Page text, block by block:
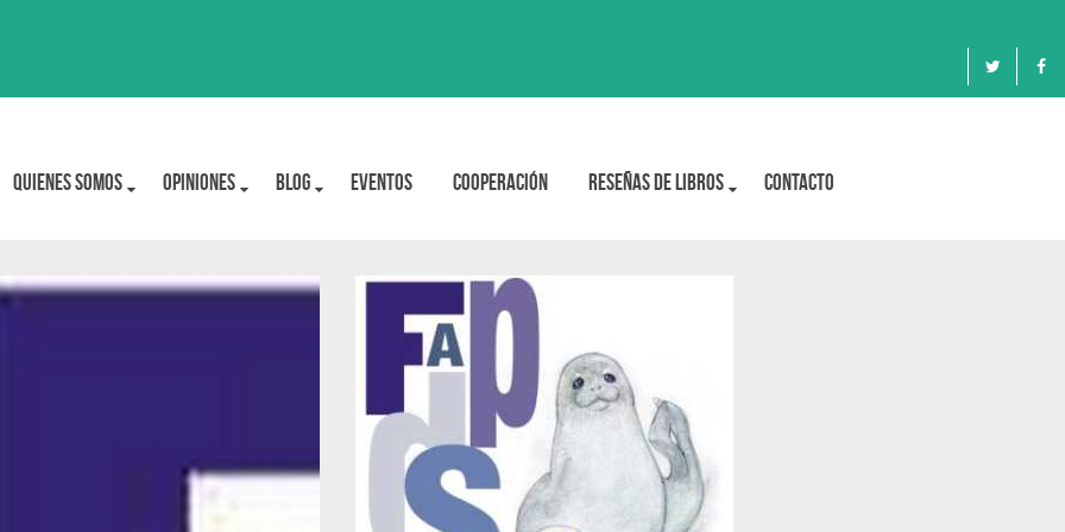
Quienes Somos OPINIONES BLOG Eventos Cooperación Reseñas de libros Contacto